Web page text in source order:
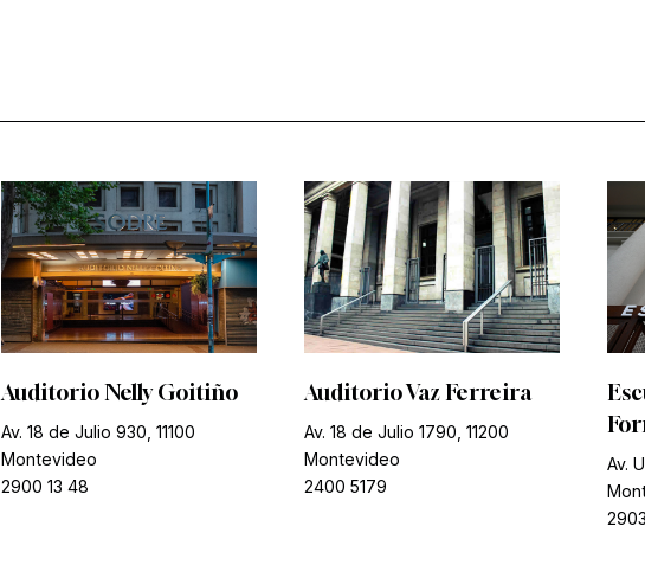
Auditorio Nelly Goitiño
Av. 18 de Julio 930, 11100
Montevideo
2900 13 48
Auditorio Vaz Ferreira
Av. 18 de Julio 1790, 11200
Montevideo
2400 5179
Av.